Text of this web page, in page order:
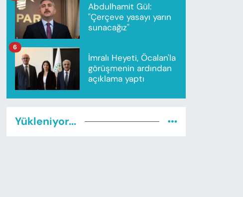
Abdulhamit Gül:
"Çerçeve yasayı yarın
sunacağız"
İmralı Heyeti, Öcalan'la
görüşmenin ardından
açıklama yaptı
6
Yükleniyor...